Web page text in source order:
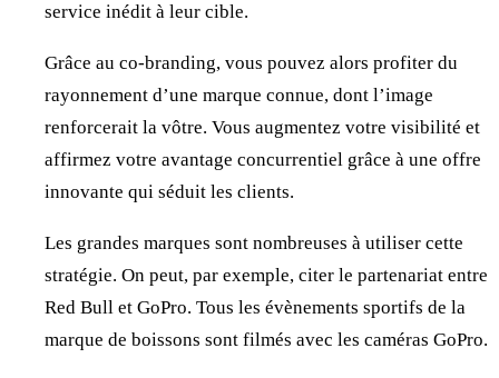
service inédit à leur cible.
Grâce au co-branding, vous pouvez alors profiter du
rayonnement d’une marque connue, dont l’image
renforcerait la vôtre. Vous augmentez votre visibilité et
affirmez votre avantage concurrentiel grâce à une offre
innovante qui séduit les clients.
Les grandes marques sont nombreuses à utiliser cette
stratégie. On peut, par exemple, citer le partenariat entre
Red Bull et GoPro. Tous les évènements sportifs de la
marque de boissons sont filmés avec les caméras GoPro.